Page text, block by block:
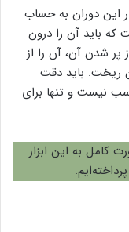
این دوران به حساب
باید آن را درون
شدن آن، آن را از
ریخت. باید دقت
نیست و تنها برای
کامل به این ابزار